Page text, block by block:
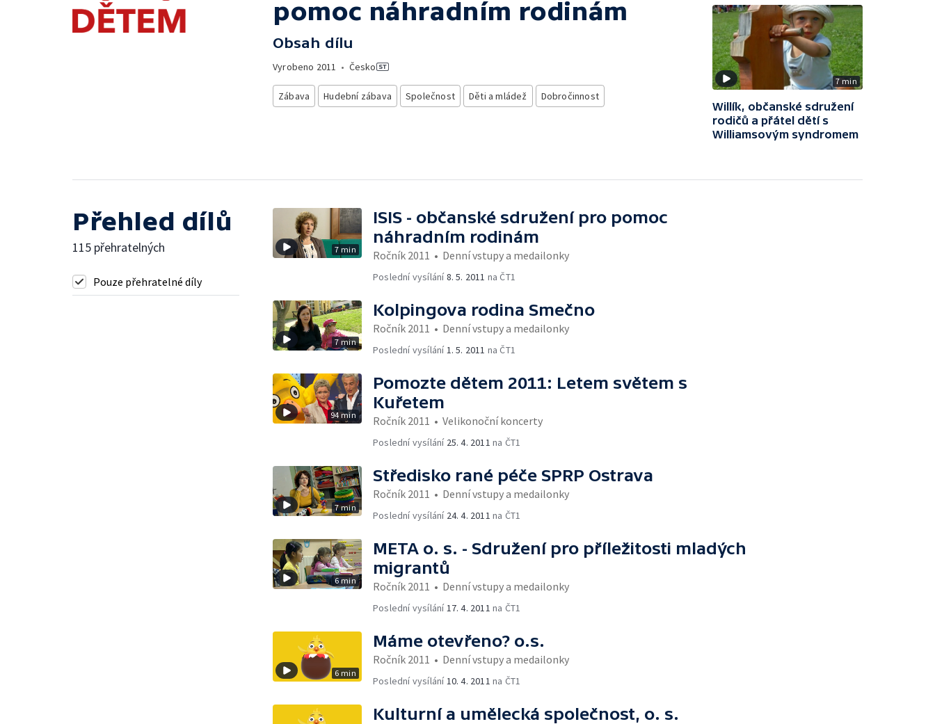
pomoc náhradním rodinám
Obsah dílu
Vyrobeno 2011 • Česko
Zábava Hudební zábava Společnost Děti a mládež Dobročinnost
7 min
Willík, občanské sdružení
rodičů a přátel dětí s
Williamsovým syndromem
Přehled dílů
115 přehratelných
Pouze přehratelné díly
7 min
ISIS - občanské sdružení pro pomoc
náhradním rodinám
Ročník 2011 • Denní vstupy a medailonky
Poslední vysílání8. 5. 2011 na ČT1
7 min
Kolpingova rodina Smečno
Ročník 2011 • Denní vstupy a medailonky
Poslední vysílání 1. 5. 2011 na ČT1
94 min
Pomozte dětem 2011: Letem světem s
Kuřetem
Ročník 2011 • Velikonoční koncerty
Poslední vysílání 25. 4. 2011 na ČT1
7 min
Středisko rané péče SPRP Ostrava
Ročník 2011 • Denní vstupy a medailonky
Poslední vysílání 24. 4. 2011 na ČT1
6 min
META o. s. - Sdružení pro příležitosti mladých
migrantů
Ročník 2011 • Denní vstupy a medailonky
Poslední vysílání 17. 4. 2011 na ČT1
6 min
Máme otevřeno? o.s.
Ročník 2011 • Denní vstupy a medailonky
Poslední vysílání 10. 4. 2011 na ČT1
Kulturní a umělecká společnost, o. s.